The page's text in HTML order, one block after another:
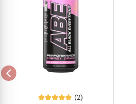
(2)